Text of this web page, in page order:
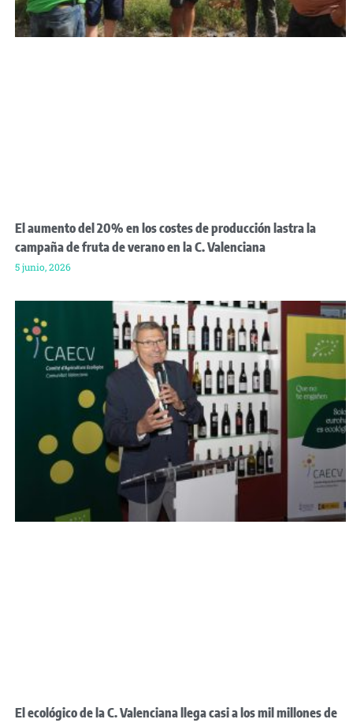
El aumento del 20% en los costes de producción lastra la
campaña de fruta de verano en la C. Valenciana
5 junio, 2026
El ecológico de la C. Valenciana llega casi a los mil millones de